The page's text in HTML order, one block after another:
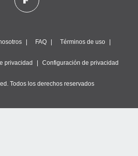
FAQ Términos de uso
privacidad Configuración de privacidad
Todos los derechos reservados